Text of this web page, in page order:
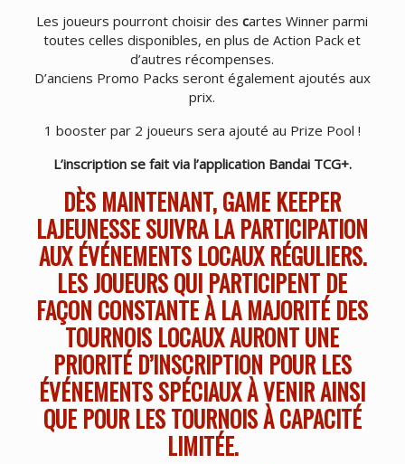
Les joueurs pourront choisir descartes Winner parmi
toutes celles disponibles, en plus de Action Pack et
d’autres récompenses.
D’anciens Promo Packs seront également ajoutés aux
prix.
1 booster par 2 joueurs sera ajouté au Prize Pool !
L’inscription se fait via l’application Bandai TCG+.
DÈS MAINTENANT, GAME KEEPER
LAJEUNESSE SUIVRA LA PARTICIPATION
AUX ÉVÉNEMENTS LOCAUX RÉGULIERS.
LES JOUEURS QUI PARTICIPENT DE
FAÇON CONSTANTE À LA MAJORITÉ DES
TOURNOIS LOCAUX AURONT UNE
PRIORITÉ D’INSCRIPTION POUR LES
ÉVÉNEMENTS SPÉCIAUX À VENIR AINSI
QUE POUR LES TOURNOIS À CAPACITÉ
LIMITÉE.